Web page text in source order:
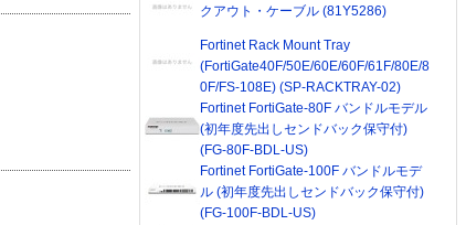
クアウト・ケーブル (81Y5286)
Fortinet Rack Mount Tray
(FortiGate40F/50E/60E/60F/61F/80E/8
0F/FS-108E) (SP-RACKTRAY-02)
Fortinet FortiGate-80F バンドルモデル
(初年度先出しセンドバック保守付)
(FG-80F-BDL-US)
Fortinet FortiGate-100F バンドルモデ
ル (初年度先出しセンドバック保守付)
(FG-100F-BDL-US)